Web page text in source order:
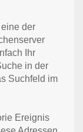
der
Ihr
in der
Suchfeld im
Ereignis